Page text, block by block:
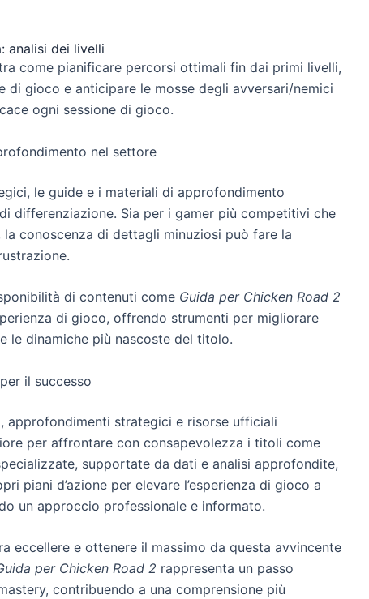
analisi dei livelli
come pianificare percorsi ottimali fin dai primi livelli,
di gioco e anticipare le mosse degli avversari/nemici
ogni sessione di gioco.
nel settore
le guide e i materiali di approfondimento
differenziazione. Sia per i gamer più competitivi che
conoscenza di dettagli minuziosi può fare la
di contenuti come Guida per Chicken Road 2
di gioco, offrendo strumenti per migliorare
le dinamiche più nascoste del titolo.
il successo
approfondimenti strategici e risorse ufficiali
per affrontare con consapevolezza i titoli come
supportate da dati e analisi approfondite,
piani d’azione per elevare l’esperienza di gioco a
un approccio professionale e informato.
eccellere e ottenere il massimo da questa avvincente
per Chicken Road 2 rappresenta un passo
contribuendo a una comprensione più